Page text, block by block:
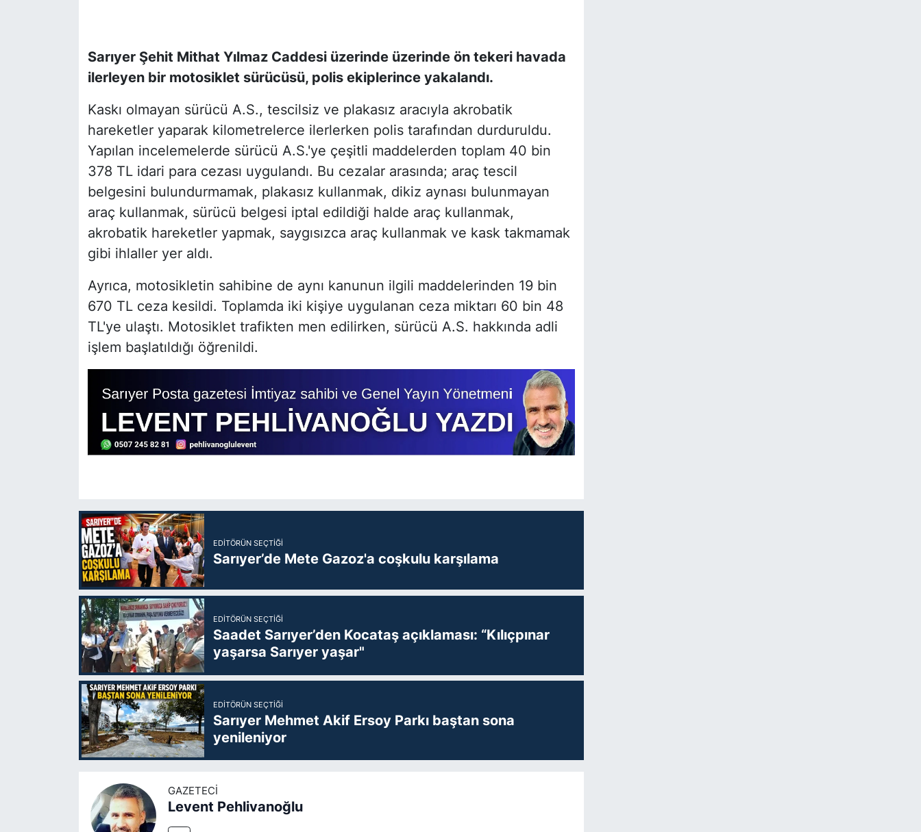
Sarıyer Şehit Mithat Yılmaz Caddesi üzerinde üzerinde ön tekeri havada
ilerleyen bir motosiklet sürücüsü, polis ekiplerince yakalandı.
Kaskı olmayan sürücü A.S., tescilsiz ve plakasız aracıyla akrobatik
hareketler yaparak kilometrelerce ilerlerken polis tarafından durduruldu.
Yapılan incelemelerde sürücü A.S.'ye çeşitli maddelerden toplam 40 bin
378 TL idari para cezası uygulandı. Bu cezalar arasında; araç tescil
belgesini bulundurmamak, plakasız kullanmak, dikiz aynası bulunmayan
araç kullanmak, sürücü belgesi iptal edildiği halde araç kullanmak,
akrobatik hareketler yapmak, saygısızca araç kullanmak ve kask takmamak
gibi ihlaller yer aldı.
Ayrıca, motosikletin sahibine de aynı kanunun ilgili maddelerinden 19 bin
670 TL ceza kesildi. Toplamda iki kişiye uygulanan ceza miktarı 60 bin 48
TL'ye ulaştı. Motosiklet trafikten men edilirken, sürücü A.S. hakkında adli
işlem başlatıldığı öğrenildi.
EDITÖRÜN SEÇTIĞI
Sarıyer’de Mete Gazoz'a coşkulu karşılama
EDITÖRÜN SEÇTIĞI
Saadet Sarıyer’den Kocataş açıklaması: “Kılıçpınar
yaşarsa Sarıyer yaşar"
EDITÖRÜN SEÇTIĞI
Sarıyer Mehmet Akif Ersoy Parkı baştan sona
yenileniyor
GAZETECI
Levent Pehlivanoğlu
SON DAKİKA HABERİ
TEKNOLOJİ
TÜRKİYE VE DÜNYA GÜNDEMİ
VİDEO GALERİ